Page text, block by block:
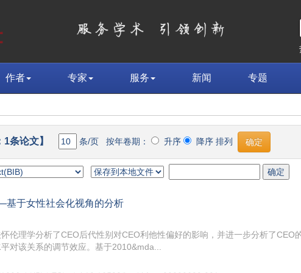
作者 专家 服务 新闻 专题
条论文】 条/页 按年卷期： 升序 降序 排列
于女性社会化视角的分析
伦理学分析了CEO后代性别对CEO利他性偏好的影响，并进一步分析了CEO
对该关系的调节效应。基于2010&mda...